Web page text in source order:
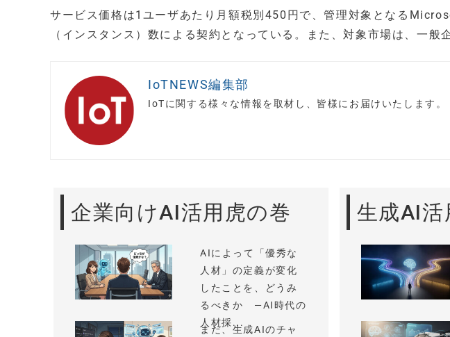
サービス価格は1ユーザあたり月額税別450円で、管理対象となる
（インスタンス）数による契約となっている。また、対象市場は、一般
IoTNEWS編集部
IoTに関する様々な情報を取材し、皆様にお届けいたします。
企業向けAI活用虎の巻
AIによって「優秀な
人材」の定義が変化
したことを、どうみ
るべきか —AI時代の
人材採...
まだ、生成AIのチャ
生成AI活